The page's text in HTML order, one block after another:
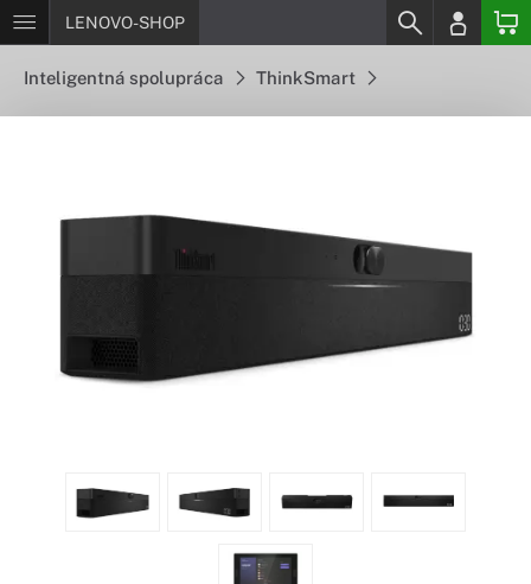
LENOVO-SHOP
Inteligentná spolupráca ThinkSmart